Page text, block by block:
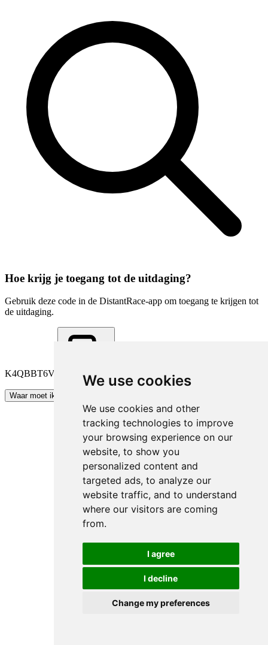
We use cookies
We use cookies and other
tracking technologies to improve
your browsing experience on our
website, to show you
personalized content and
targeted ads, to analyze our
website traffic, and to understand
where our visitors are coming
from.
I agree
I decline
Change my preferences
Hoe krijg je toegang tot de uitdaging?
Gebruik deze code in de DistantRace-app om toegang te krijgen tot
de uitdaging.
K4QBBT6V
Kopieer code
Waar moet ik het invoeren?